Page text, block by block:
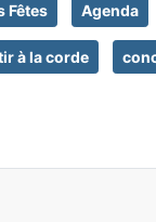
Fêtes Agenda
à la corde
FOIRE A TOUT